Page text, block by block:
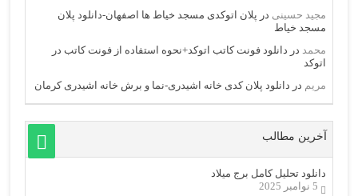
مجید حسینی در پلان اتوکدی مسجد خیاط ها اصفهان-دانلود پلان
مسجد خیاط
محمد در دانلود فونت کاتب اتوکد+نحوه استفاده از فونت کاتب در
اتوکد
مریم در دانلود پلان کدی خانه اشیدری-نما و برش خانه اشیدری کرمان
آخرین مطالب
دانلود تحلیل کامل برج میلاد
5 نوامبر 2025